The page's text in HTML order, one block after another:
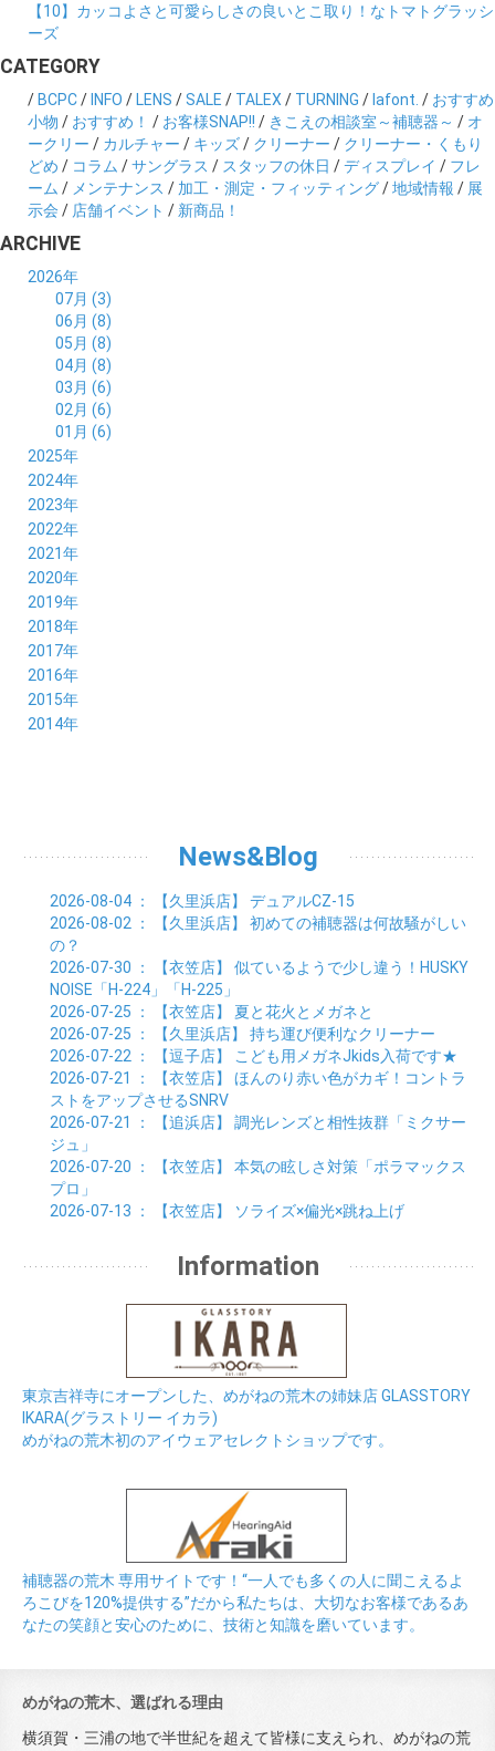
【10】カッコよさと可愛らしさの良いとこ取り！なトマトグラッシ
ーズ
CATEGORY
/ BCPC/ INFO / LENS /SALE / TALEX/ TURNING / lafont. / おすすめ
小物 / おすすめ！ / お客様SNAP!! / きこえの相談室～補聴器～ / オ
ークリー / カルチャー / キッズ/ クリーナー / クリーナー・くもり
どめ / コラム /サングラス / スタッフの休日 /ディスプレイ / フレ
ーム / メンテナンス / 加工・測定・フィッティング/地域情報 / 展
示会 / 店舗イベント / 新商品！
ARCHIVE
2026年
07月 (3)
06月 (8)
05月 (8)
04月 (8)
03月 (6)
02月 (6)
01月 (6)
2025年
12月 (5)
11月 (3)
10月 (6)
09月 (5)
08月 (6)
07月 (4)
06月 (7)
05月 (6)
04月 (8)
03月 (6)
02月 (5)
01月 (7)
2024年
12月 (4)
11月 (8)
10月 (6)
09月 (7)
08月 (8)
07月 (5)
06月 (6)
05月 (4)
04月 (7)
03月 (6)
02月 (5)
2023年
12月 (3)
11月 (6)
10月 (6)
09月 (6)
08月 (8)
07月 (8)
06月 (8)
05月 (9)
04月 (8)
03月 (8)
2022年
12月 (12)
11月 (6)
10月 (5)
09月 (7)
08月 (5)
07月 (3)
06月 (5)
05月 (7)
04月 (6)
2021年
12月 (5)
11月 (5)
10月 (6)
09月 (5)
08月 (11)
07月 (5)
06月 (6)
05月 (6)
2020年
12月 (3)
11月 (6)
10月 (5)
09月 (8)
08月 (6)
07月 (7)
06月 (6)
2019年
12月 (7)
11月 (4)
10月 (8)
09月 (4)
08月 (7)
07月 (3)
2018年
12月 (8)
11月 (7)
10月 (8)
09月 (5)
08月 (7)
01月 (8)
2017年
12月 (6)
11月 (6)
10月 (5)
02月 (6)
01月 (6)
2016年
12月 (8)
11月 (4)
05月 (6)
03月 (7)
02月 (8)
01月 (8)
2015年
12月 (8)
06月 (4)
2014年
News&Blog
2026-08-04 ： 【久里浜店】 デュアルCZ-15
2026-08-02 ： 【久里浜店】 初めての補聴器は何故騒がしい
の？
2026-07-30 ： 【衣笠店】 似ているようで少し違う！HUSKY
NOISE「H-224」「H-225」
2026-07-25 ： 【衣笠店】 夏と花火とメガネと
2026-07-25 ： 【久里浜店】 持ち運び便利なクリーナー
2026-07-22 ： 【逗子店】 こども用メガネJkids入荷です★
2026-07-21
： 【衣笠店】 ほんのり赤い色がカギ！コントラ
ストをアップさせるSNRV
2026-07-21
： 【追浜店】 調光レンズと相性抜群「ミクサー
ジュ」
2026-07-20 ： 【衣笠店】 本気の眩しさ対策「ポラマックス
プロ」
2026-07-13 ： 【衣笠店】 ソライズ×偏光×跳ね上げ
Information
東京吉祥寺にオープンした、めがねの荒木の姉妹店 GLASSTORY
IKARA(グラストリー イカラ)
めがねの荒木初のアイウェアセレクトショップです。
補聴器の荒木 専用サイトです！“一人でも多くの人に聞こえるよ
ろこびを120%提供する”だから私たちは、大切なお客様であるあ
なたの笑顔と安心のために、技術と知識を磨いています。
めがねの荒木、選ばれる理由
横須賀・三浦の地で半世紀を超えて皆様に支えられ、めがねの荒